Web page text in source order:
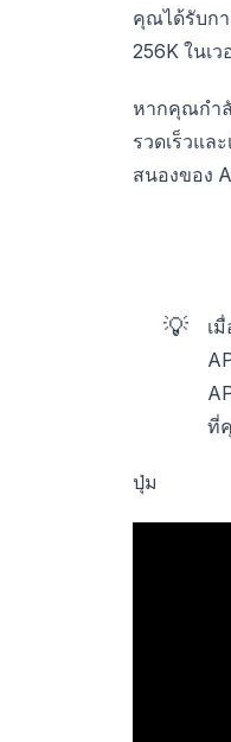
คุณได้รับก
256K ในเ
หากคุณกำลั
รวดเร็วแล
สนองของ
💡
เ
ที่
ปุ่ม